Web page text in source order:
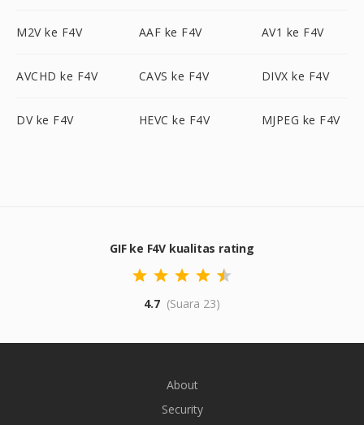
M2V ke F4V AAF ke F4V AV1 ke F4V
AVCHD ke F4V CAVS ke F4V DIVX ke F4V
DV ke F4V HEVC ke F4V MJPEG ke F4V
GIF ke F4V kualitas rating
4.7 (Suara 23)
About
Security